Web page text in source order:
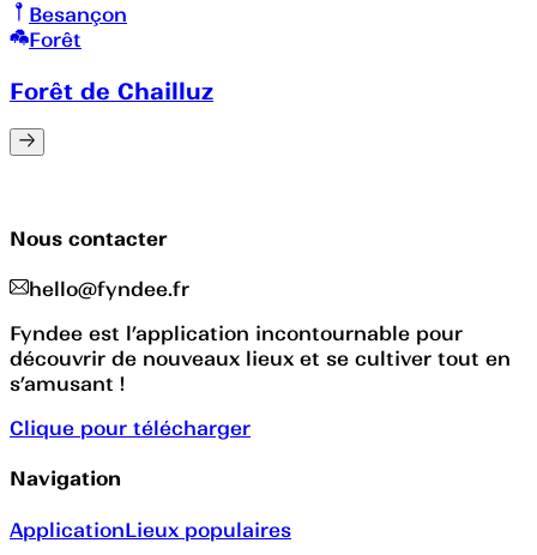
Besançon
Forêt
Forêt de Chailluz
Nous contacter
hello@fyndee.fr
Fyndee est l’application incontournable pour
découvrir de nouveaux lieux et se cultiver tout en
s’amusant !
Clique pour télécharger
Navigation
ApplicationLieux populaires